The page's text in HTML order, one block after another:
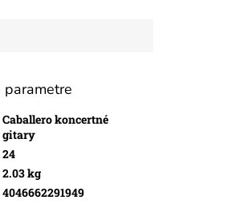
parametre
Caballero koncertné
gitary
24
2.03 kg
4046662291949